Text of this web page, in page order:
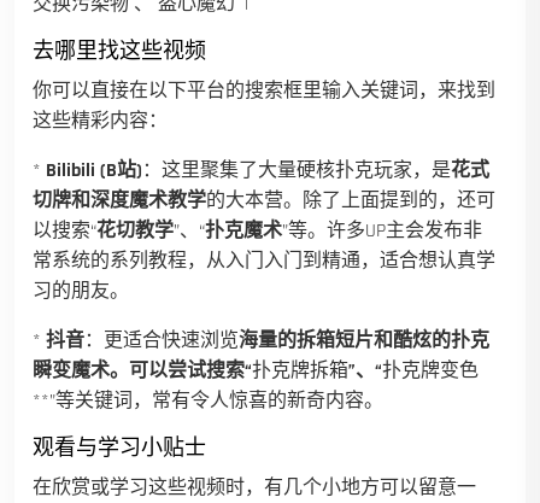
去哪里找这些视频
你可以直接在以下平台的搜索框里输入关键词，来找到
这些精彩内容：
* Bilibili (B站)：这里聚集了大量硬核扑克玩家，是花式
切牌和深度魔术教学的大本营。除了上面提到的，还可
以搜索“花切教学”、“扑克魔术”等。许多UP主会发布非
常系统的系列教程，从入门入门到精通，适合想认真学
习的朋友。
* 抖音：更适合快速浏览海量的拆箱短片和酷炫的扑克
瞬变魔术。可以尝试搜索“扑克牌拆箱”、“扑克牌变色
**”等关键词，常有令人惊喜的新奇内容。
观看与学习小贴士
在欣赏或学习这些视频时，有几个小地方可以留意一